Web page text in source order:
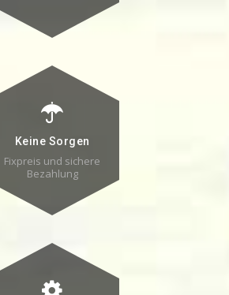
Keine Sorgen
Fixpreis und sichere
Bezahlung